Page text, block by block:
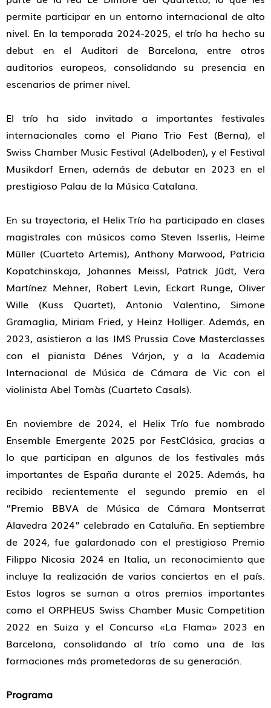
permite participar en un entorno internacional de alto
nivel. En la temporada 2024-2025, el trío ha hecho su
debut en el Auditori de Barcelona, entre otros
auditorios europeos, consolidando su presencia en
escenarios de primer nivel.
El trío ha sido invitado a importantes festivales
internacionales como el Piano Trio Fest (Berna), el
Swiss Chamber Music Festival (Adelboden), y el Festival
Musikdorf Ernen, además de debutar en 2023 en el
prestigioso Palau de la Música Catalana.
En su trayectoria, el Helix Trío ha participado en clases
magistrales con músicos como Steven Isserlis, Heime
Müller (Cuarteto Artemis), Anthony Marwood, Patricia
Kopatchinskaja, Johannes Meissl, Patrick Jüdt, Vera
Martínez Mehner, Robert Levin, Eckart Runge, Oliver
Wille (Kuss Quartet), Antonio Valentino, Simone
Gramaglia, Miriam Fried, y Heinz Holliger. Además, en
2023, asistieron a las IMS Prussia Cove Masterclasses
con el pianista Dénes Várjon, y a la Academia
Internacional de Música de Cámara de Vic con el
violinista Abel Tomàs (Cuarteto Casals).
En noviembre de 2024, el Helix Trío fue nombrado
Ensemble Emergente 2025 por FestClásica, gracias a
lo que participan en algunos de los festivales más
importantes de España durante el 2025. Además, ha
recibido recientemente el segundo premio en el
“Premio BBVA de Música de Cámara Montserrat
Alavedra 2024” celebrado en Cataluña. En septiembre
de 2024, fue galardonado con el prestigioso Premio
Filippo Nicosia 2024 en Italia, un reconocimiento que
incluye la realización de varios conciertos en el país.
Estos logros se suman a otros premios importantes
como el ORPHEUS Swiss Chamber Music Competition
2022 en Suiza y el Concurso «La Flama» 2023 en
Barcelona, consolidando al trío como una de las
formaciones más prometedoras de su generación.
Programa